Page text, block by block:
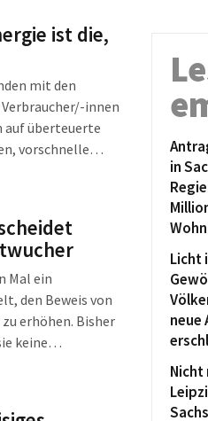
ist die,
mit den
innen
auf überteuerte
vorschnelle
Mal ein
den Beweis von
erhöhen. Bisher
keine
in
Licht
neue
Nicht